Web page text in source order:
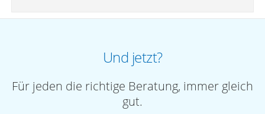
Und jetzt?
Für jeden die richtige Beratung, immer gleich
gut.